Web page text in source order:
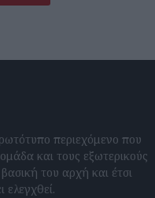
περιεχόμενο που
και τους εξωτερικούς
του αρχή και έτσι
ελεγχθεί.